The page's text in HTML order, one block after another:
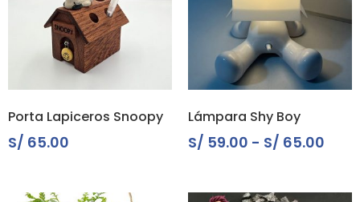
Porta Lapiceros Snoopy
S/ 65.00
Lámpara Shy Boy
S/ 59.00 - S/ 65.00